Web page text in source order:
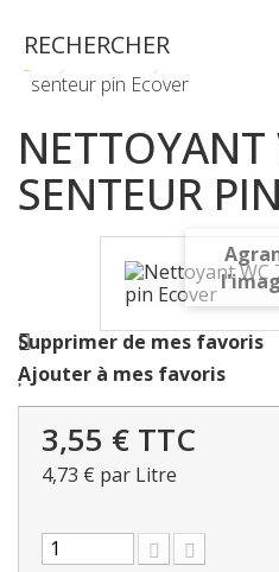
Hygiène
senteur pin Ecover
SENTEUR
Supprimer de mes favoris
Ajouter à mes favoris
3,55 € TTC
4,73 € par Litre